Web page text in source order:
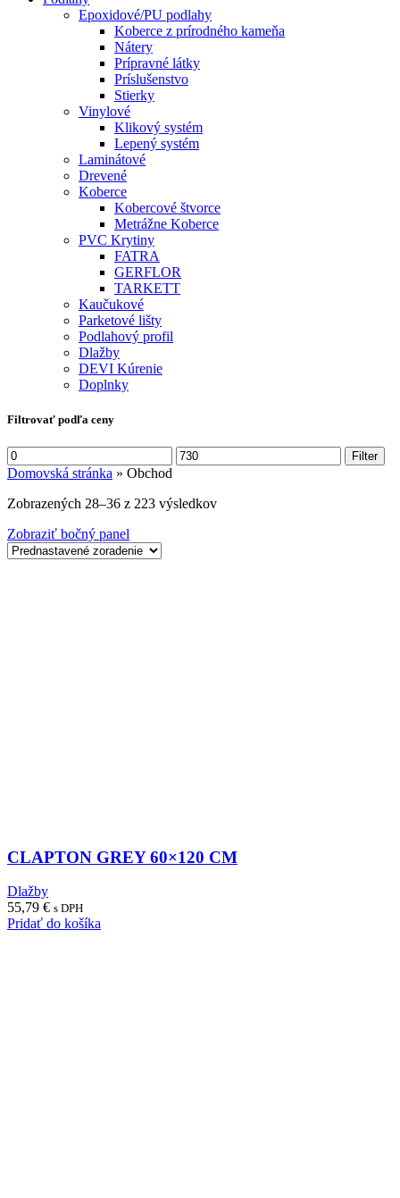
Epoxidové/PU podlahy
Koberce z prírodného kameňa
Nátery
Prípravné látky
Príslušenstvo
Stierky
Vinylové
Klikový systém
Lepený systém
Laminátové
Drevené
Koberce
Kobercové štvorce
Metrážne Koberce
PVC Krytiny
FATRA
GERFLOR
TARKETT
Kaučukové
Parketové lišty
Podlahový profil
Dlažby
DEVI Kúrenie
Doplnky
Filtrovať podľa ceny
Minimálna
cena
Maximálna
cena
Filter
Domovská stránka » Obchod
Zobrazených 28–36 z 223 výsledkov
Zobraziť bočný panel
CLAPTON GREY 60×120 CM
Dlažby
55,79 € s DPH
Pridať do košíka